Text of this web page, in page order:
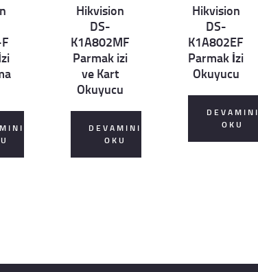
DetHikvision
DS-
K1A802MF
Parmak izi
ve Kart
Okuyucu
DEVAMINI
OKU
DetHikvision
DS-
K1A802EF
Parmak İzi
Okuyucu
DEVAMINI
OKU